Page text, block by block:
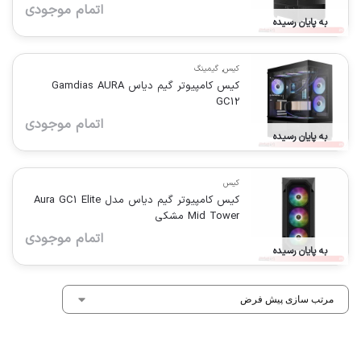
به پایان رسیده
اتمام موجودی
به پایان رسیده
کیس, گیمینگ
کیس کامپیوتر گیم دیاس Gamdias AURA
GC12
اتمام موجودی
به پایان رسیده
کیس
کیس کامپیوتر گیم دیاس مدل Aura GC1 Elite
Mid Tower مشکی
اتمام موجودی